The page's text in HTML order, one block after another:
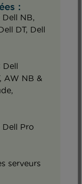
:
NB,
DT, Dell
Dell
AW NB &
Pro
serveurs